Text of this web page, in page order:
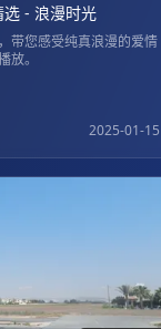
选 - 浪漫时光
带您感受纯真浪漫的爱情
放。
2025-01-15